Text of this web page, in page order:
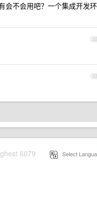
会不会用吧？一个集成开发环
32
33
6679 Select